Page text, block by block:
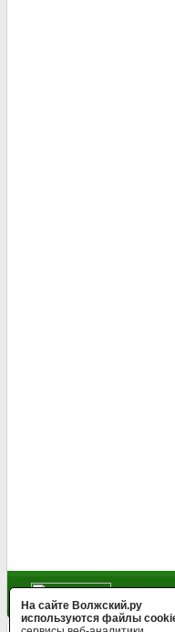
На сайте Волжский.ру
используются файлы